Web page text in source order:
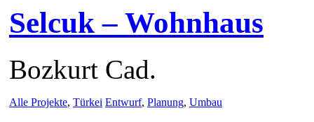
Selcuk – Wohnhaus
Bozkurt Cad.
Alle Projekte, Türkei Entwurf, Planung, Umbau